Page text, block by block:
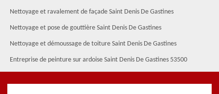
Nettoyage et ravalement de façade Saint Denis De Gastines
Nettoyage et pose de gouttière Saint Denis De Gastines
Nettoyage et démoussage de toiture Saint Denis De Gastines
Entreprise de peinture sur ardoise Saint Denis De Gastines 53500